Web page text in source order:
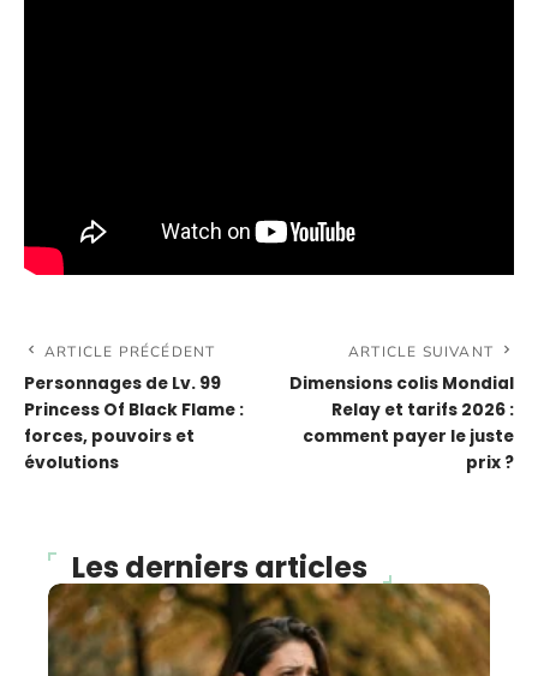
ARTICLE PRÉCÉDENT
Personnages de Lv. 99
Princess Of Black Flame :
forces, pouvoirs et
évolutions
ARTICLE SUIVANT
Dimensions colis Mondial
Relay et tarifs 2026 :
comment payer le juste
prix ?
Les derniers articles